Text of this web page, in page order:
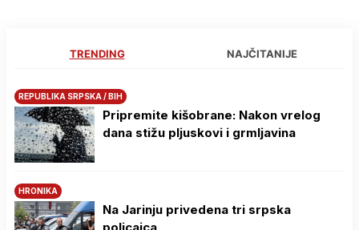
TRENDING NAJČITANIJE
REPUBLIKA SRPSKA / BIH
Pripremite kišobrane: Nakon vrelog
dana stižu pljuskovi i grmljavina
HRONIKA
Na Јarinju privedena tri srpska